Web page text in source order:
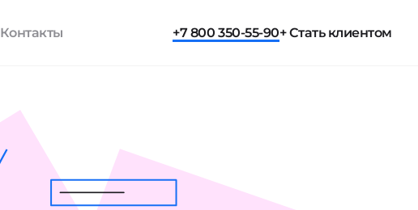
Контакты +7 800 350-55-90+ Стать клиентом